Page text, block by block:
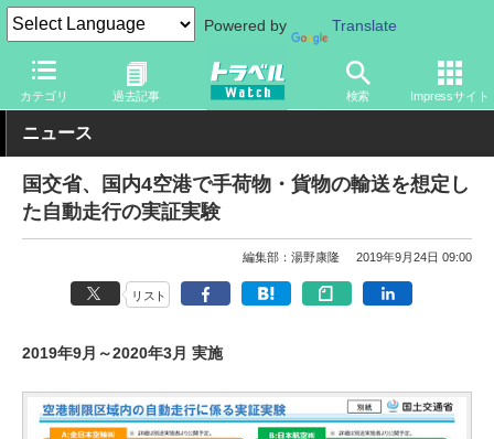
Powered by Translate
カテゴリ 過去記事 検索 Impressサイト
トラベル Watch 旅の方法 空旅 空港
ニュース
国交省、国内4空港で手荷物・貨物の輸送を想定し
た自動走行の実証実験
編集部：湯野康隆 2019年9月24日 09:00
リスト
2019年9月～2020年3月 実施